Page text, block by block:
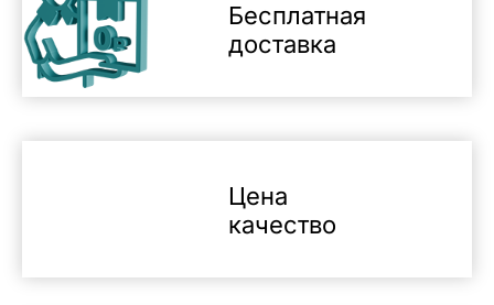
Бесплатная
доставка
Цена
качество